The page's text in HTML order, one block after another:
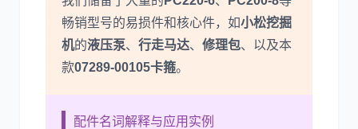
畅销型号的易损件和核心件，如小松挖掘
机的液压泵、 行走马达、 修理包、以及本
款07289-00105卡箍。
配件名词解释与应用实例